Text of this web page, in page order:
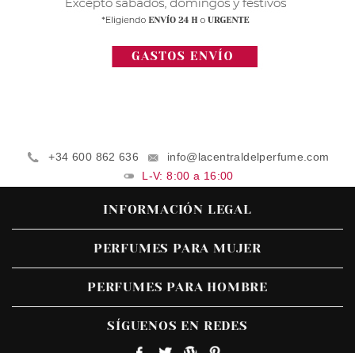
+34 600 862 636
info@lacentraldelperfume.com
L-V: 8:00 a 16:00
INFORMACIÓN LEGAL
PERFUMES PARA MUJER
PERFUMES PARA HOMBRE
SÍGUENOS EN REDES